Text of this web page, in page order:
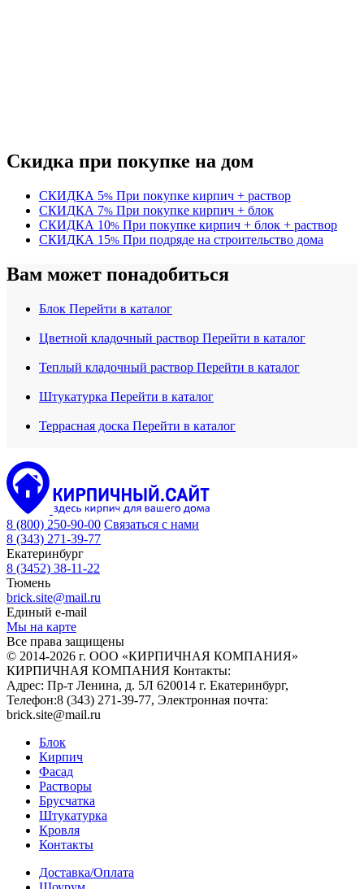
Скидка при покупке на дом
СКИДКА 5% При покупке кирпич + раствор
СКИДКА 7% При покупке кирпич + блок
СКИДКА 10% При покупке кирпич + блок + раствор
СКИДКА 15% При подряде на строительство дома
Вам может понадобиться
Блок Перейти в каталог
Цветной кладочный раствор Перейти в каталог
Теплый кладочный раствор Перейти в каталог
Штукатурка Перейти в каталог
Террасная доска Перейти в каталог
8 (800) 250-90-00 Связаться с нами
8 (343) 271-39-77
Екатеринбург
8 (3452) 38-11-22
Тюмень
brick.site@mail.ru
Единый e-mail
Мы на карте
Все права защищены
© 2014-2026 г. ООО «КИРПИЧНАЯ КОМПАНИЯ»
КИРПИЧНАЯ КОМПАНИЯ Контакты:
Адрес: Пр-т Ленина, д. 5Л 620014 г. Екатеринбург,
Телефон:8 (343) 271-39-77, Электронная почта:
brick.site@mail.ru
Блок
Кирпич
Фасад
Растворы
Брусчатка
Штукатурка
Кровля
Контакты
Доставка/Оплата